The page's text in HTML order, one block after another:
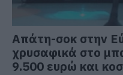
Απάτη-σοκ στην
χρυσαφικά στο
9.500 ευρώ και